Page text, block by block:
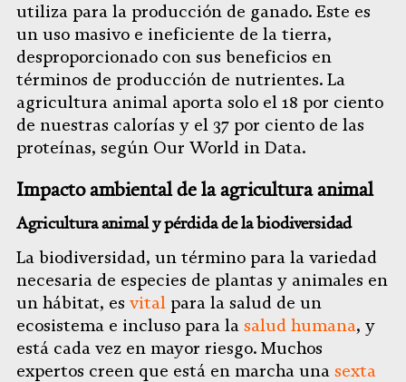
utiliza para la producción de ganado. Este es
un uso masivo e ineficiente de la tierra,
desproporcionado con sus beneficios en
términos de producción de nutrientes. La
agricultura animal aporta solo el 18 por ciento
de nuestras calorías y el 37 por ciento de las
proteínas, según Our World in Data.
Impacto ambiental de la agricultura animal
Agricultura animal y pérdida de la biodiversidad
La biodiversidad, un término para la variedad
necesaria de especies de plantas y animales en
un hábitat, es vital para la salud de un
ecosistema e incluso para la salud humana, y
está cada vez en mayor riesgo. Muchos
expertos creen que está en marcha una sexta